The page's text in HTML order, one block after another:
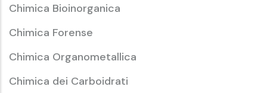
Chimica Bioinorganica
Chimica Forense
Chimica Organometallica
Chimica dei Carboidrati